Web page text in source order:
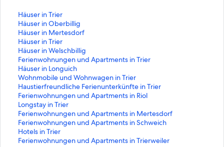
Häuser in Trier
L
i
n
k
,
d
e
r
d
i
e
f
o
l
g
Häuser in Oberbillig
L
i
n
k
,
d
e
r
d
i
e
f
o
l
Häuser in Mertesdorf
L
i
n
k
,
d
e
r
d
i
e
f
o
Häuser in Trier
L
i
n
k
,
d
e
r
d
i
e
f
Häuser in Welschbillig
L
i
n
k
,
d
e
r
d
i
e
Ferienwohnungen und Apartments in Trier
L
i
n
k
,
d
e
r
d
i
Häuser in Longuich
L
i
n
k
,
d
e
r
d
Wohnmobile und Wohnwagen in Trier
L
i
n
k
,
d
e
r
Haustierfreundliche Ferienunterkünfte in Trier
L
i
n
k
,
d
e
Ferienwohnungen und Apartments in Riol
L
i
n
k
,
d
Longstay in Trier
L
i
n
k
,
Ferienwohnungen und Apartments in Mertesdorf
L
i
n
k
Ferienwohnungen und Apartments in Schweich
L
i
n
Hotels in Trier
L
iFerienwohnungen und Apartments in Trierweiler
L